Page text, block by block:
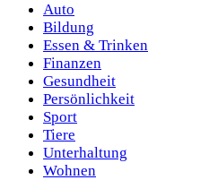
Auto
Bildung
Essen & Trinken
Finanzen
Gesundheit
Persönlichkeit
Sport
Tiere
Unterhaltung
Wohnen